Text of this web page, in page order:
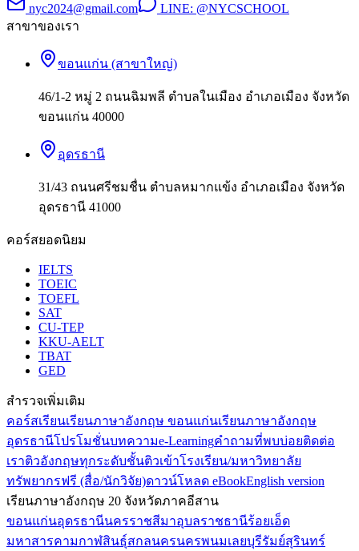
nyc2024@gmail.com LINE: @NYCSCHOOL
สาขาของเรา
ขอนแก่น (สาขาใหญ่)
46/1-2 หมู่ 2 ถนนฉิมพลี ตำบลในเมือง อำเภอเมือง จังหวัด
ขอนแก่น 40000
อุดรธานี
31/43 ถนนศรีชมชื่น ตำบลหมากแข้ง อำเภอเมือง จังหวัด
อุดรธานี 41000
คอร์สยอดนิยม
IELTS
TOEIC
TOEFL
SAT
CU-TEP
KKU-AELT
TBAT
GED
สำรวจเพิ่มเติม
คอร์สเรียนเรียนภาษาอังกฤษ ขอนแก่นเรียนภาษาอังกฤษ
อุดรธานีโปรโมชั่นบทความe-Learningคำถามที่พบบ่อยติดต่อ
เราติวอังกฤษทุกระดับชั้นติวเข้าโรงเรียน/มหาวิทยาลัย
ทรัพยากรฟรี (สื่อ/นักวิจัย)ดาวน์โหลด eBookEnglish version
เรียนภาษาอังกฤษ 20 จังหวัดภาคอีสาน
ขอนแก่นอุดรธานีนครราชสีมาอุบลราชธานีร้อยเอ็ด
มหาสารคามกาฬสินธุ์สกลนครนครพนมเลยบุรีรัมย์สุรินทร์